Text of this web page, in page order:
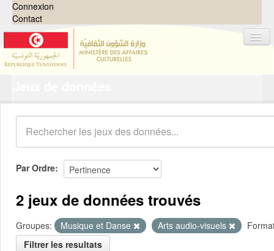
Connexion
Contact
Organisations
Groupes
Demandes 0
À propos
Par Ordre
2 jeux de données trouvés
Groupes: Musique et Danse Arts audio-visuels
Filtrer les resultats